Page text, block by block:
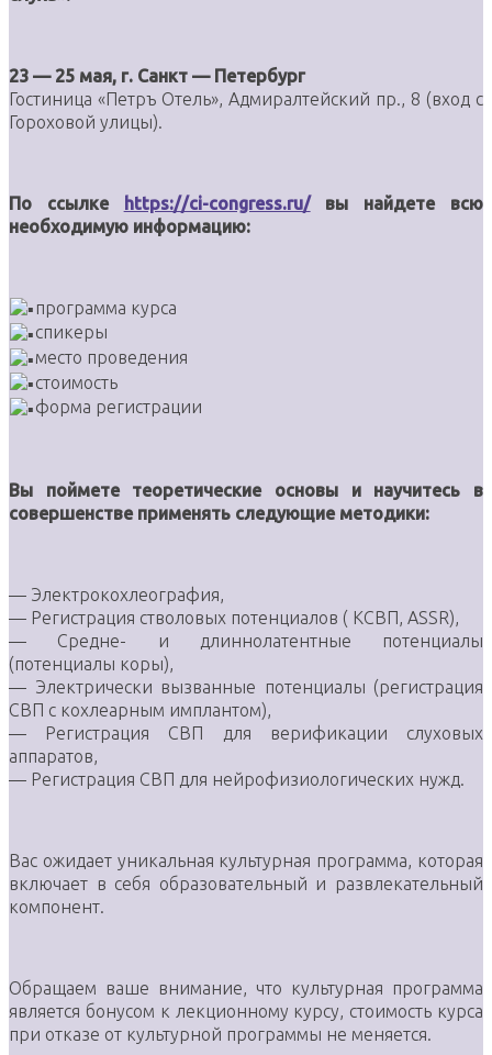
23 — 25 мая, г. Санкт — Петербург
Гостиница «Петръ Отель», Адмиралтейский пр., 8 (вход с
Гороховой улицы).
По ссылке https://ci-congress.ru/вы найдете всю
необходимую информацию:
программа курса
спикеры
место проведения
стоимость
форма регистрации
Вы поймете теоретические основы и научитесь в
совершенстве применять следующие методики:
— Электрокохлеография,
— Регистрация стволовых потенциалов ( КСВП, ASSR),
— Средне- и длиннолатентные потенциалы
(потенциалы коры),
— Электрически вызванные потенциалы (регистрация
СВП с кохлеарным имплантом),
— Регистрация СВП для верификации слуховых
аппаратов,
— Регистрация СВП для нейрофизиологических нужд.
Вас ожидает уникальная культурная программа, которая
включает в себя образовательный и развлекательный
компонент.
Обращаем ваше внимание, что культурная программа
является бонусом к лекционному курсу, стоимость курса
при отказе от культурной программы не меняется.